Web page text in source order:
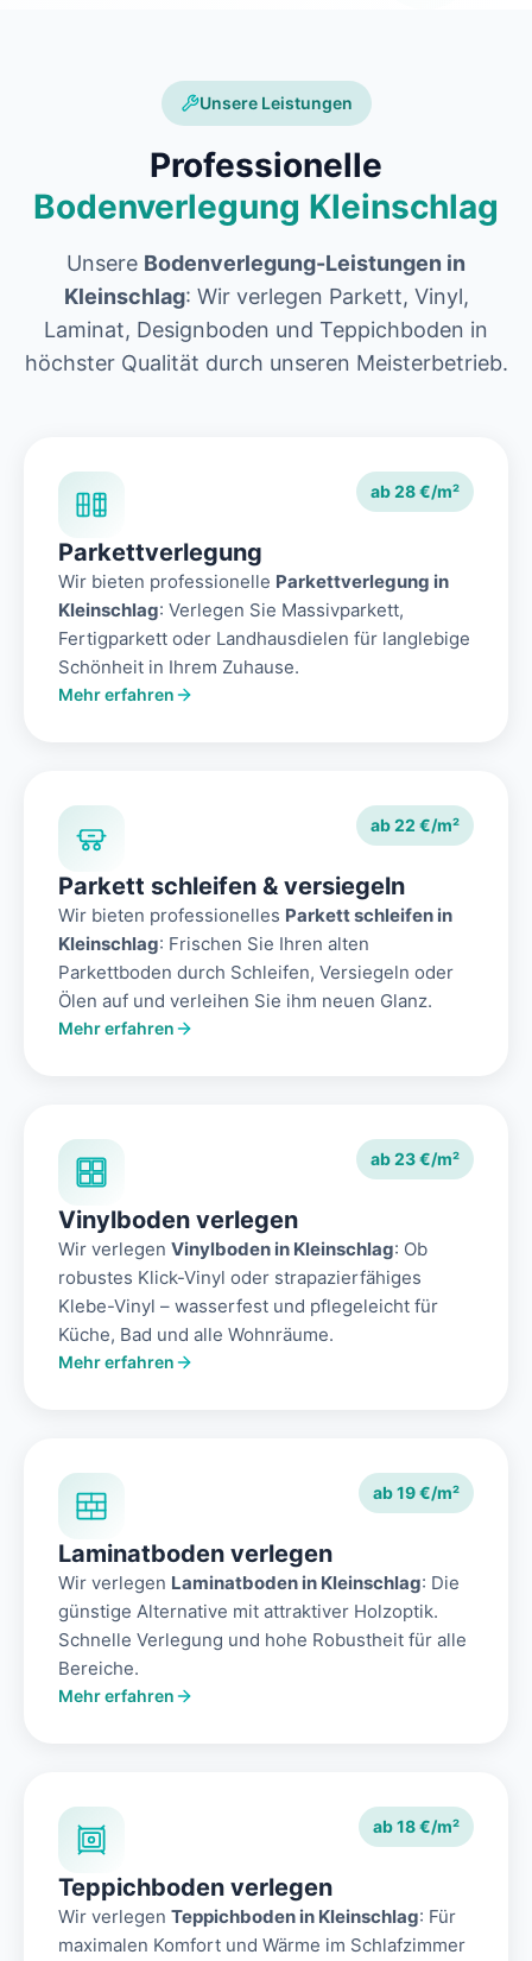
Unsere Leistungen
Professionelle
Bodenverlegung Kleinschlag
Unsere Bodenverlegung-Leistungen in
Kleinschlag: Wir verlegen Parkett, Vinyl,
Laminat, Designboden und Teppichboden in
höchster Qualität durch unseren Meisterbetrieb.
ab 28 €/m²
Parkettverlegung
Wir bieten professionelle Parkettverlegung in
Kleinschlag: Verlegen Sie Massivparkett,
Fertigparkett oder Landhausdielen für langlebige
Schönheit in Ihrem Zuhause.
Mehr erfahren
ab 22 €/m²
Parkett schleifen & versiegeln
Wir bieten professionelles Parkett schleifen in
Kleinschlag: Frischen Sie Ihren alten
Parkettboden durch Schleifen, Versiegeln oder
Ölen auf und verleihen Sie ihm neuen Glanz.
Mehr erfahren
ab 23 €/m²
Vinylboden verlegen
Wir verlegen Vinylboden in Kleinschlag: Ob
robustes Klick-Vinyl oder strapazierfähiges
Klebe-Vinyl – wasserfest und pflegeleicht für
Küche, Bad und alle Wohnräume.
Mehr erfahren
ab 19 €/m²
Laminatboden verlegen
Wir verlegen Laminatboden in Kleinschlag: Die
günstige Alternative mit attraktiver Holzoptik.
Schnelle Verlegung und hohe Robustheit für alle
Bereiche.
Mehr erfahren
ab 18 €/m²
Teppichboden verlegen
Wir verlegen Teppichboden in Kleinschlag: Für
maximalen Komfort und Wärme im Schlafzimmer